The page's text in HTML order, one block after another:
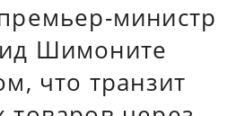
министр
Шимоните
что транзит